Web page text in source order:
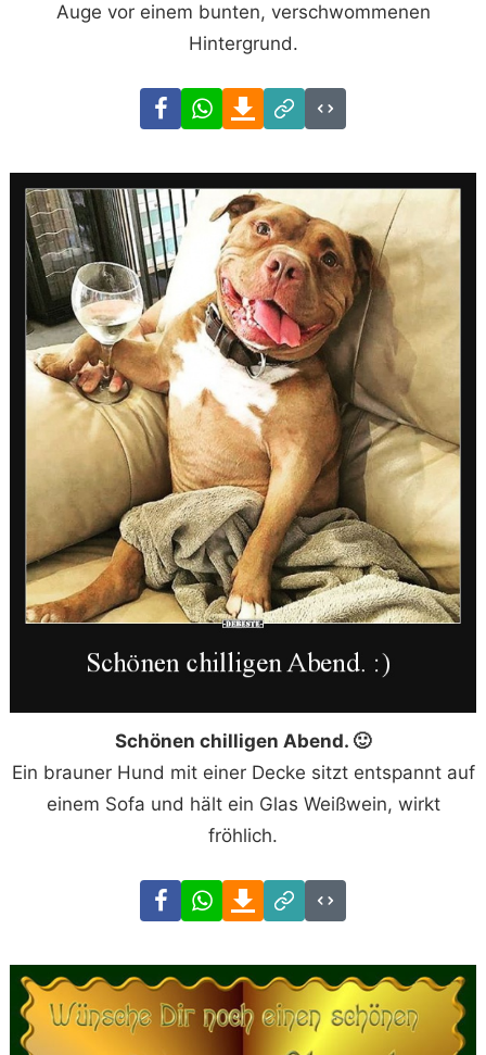
Auge vor einem bunten, verschwommenen
Hintergrund.
FacebookWhatsAppDownload
Link
Code
Schönen chilligen Abend. 🙂
Ein brauner Hund mit einer Decke sitzt entspannt auf
einem Sofa und hält ein Glas Weißwein, wirkt
fröhlich.
FacebookWhatsAppDownload
Link
Code